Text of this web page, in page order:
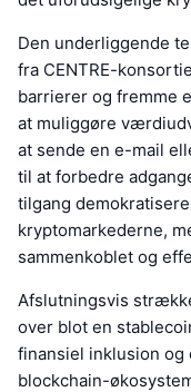
Den underliggende
fra CENTRE-
barrierer og fremme
at muliggøre
at sende en e-mail
til at forbedre
tilgang
kryptomarkederne,
sammenkoblet og
Afslutningsvis
over blot en
finansiel inklusion og
blockchain-